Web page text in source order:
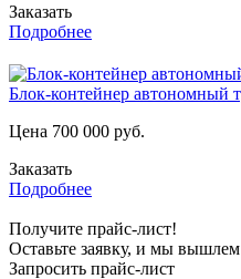
Заказать
Подробнее
Блок-контейнер автономный
Цена 700 000 руб.
Заказать
Подробнее
Получите прайс-лист!
Оставьте заявку, и мы
Запросить прайс-лист